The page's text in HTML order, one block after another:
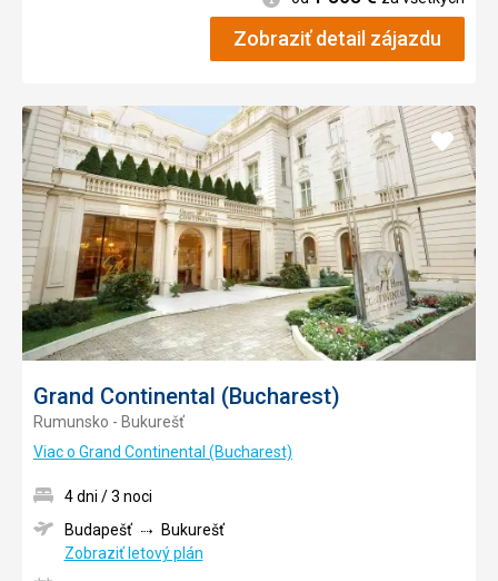
Zobraziť detail zájazdu
Grand Continental (Bucharest)
Rumunsko - Bukurešť
Viac o Grand Continental (Bucharest)
Pridať
do
4 dni / 3 noci
Budapešť
Bukurešť
Zobraziť letový plán